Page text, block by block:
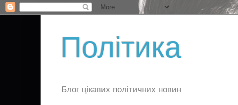
Політика
Блог цікавих політичних новин